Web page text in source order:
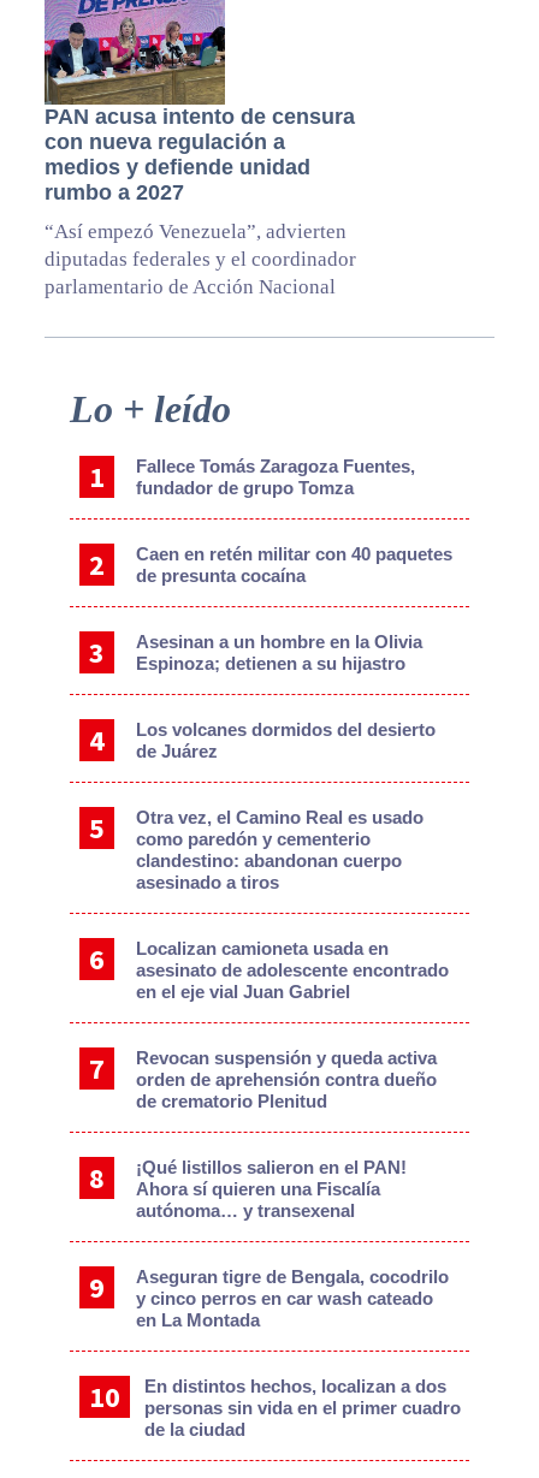
PAN acusa intento de censura
con nueva regulación a
medios y defiende unidad
rumbo a 2027
“Así empezó Venezuela”, advierten
diputadas federales y el coordinador
parlamentario de Acción Nacional
Primary
Lo + leído
Fallece Tomás Zaragoza Fuentes,
fundador de grupo Tomza
Caen en retén militar con 40 paquetes
de presunta cocaína
Asesinan a un hombre en la Olivia
Espinoza; detienen a su hijastro
Los volcanes dormidos del desierto
de Juárez
Otra vez, el Camino Real es usado
como paredón y cementerio
clandestino: abandonan cuerpo
asesinado a tiros
Localizan camioneta usada en
asesinato de adolescente encontrado
en el eje vial Juan Gabriel
Revocan suspensión y queda activa
orden de aprehensión contra dueño
de crematorio Plenitud
¡Qué listillos salieron en el PAN!
Ahora sí quieren una Fiscalía
autónoma… y transexenal
Aseguran tigre de Bengala, cocodrilo
y cinco perros en car wash cateado
en La Montada
En distintos hechos, localizan a dos
personas sin vida en el primer cuadro
de la ciudad